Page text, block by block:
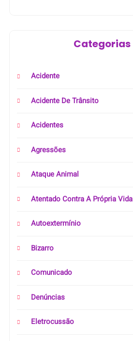
Categorias
Acidente
Acidente De Trânsito
Acidentes
Agressões
Ataque Animal
Atentado Contra A Própria Vida
Autoextermínio
Bizarro
Comunicado
Denúncias
Eletrocussão